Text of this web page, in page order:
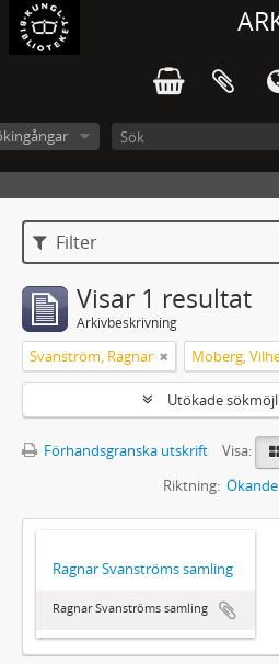
Filter
Visar 1 resultat
Arkivbeskrivning
Svanström, Ragnar Moberg,
Utökade
Förhandsgranska utskrift
Visa:
Riktning: Ökande
Ragnar Svanströms samling
Ragnar Svanströms samling